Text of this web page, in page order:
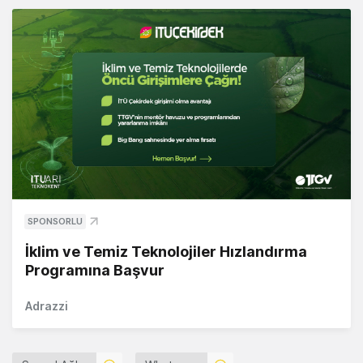
SPONSORLU
İklim ve Temiz Teknolojiler Hızlandırma
Programına Başvur
Adrazzi